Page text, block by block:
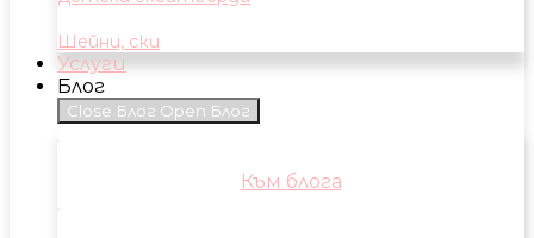
Шейни, ски
Услуги
Блог
Close Блог Open Блог
Към блога